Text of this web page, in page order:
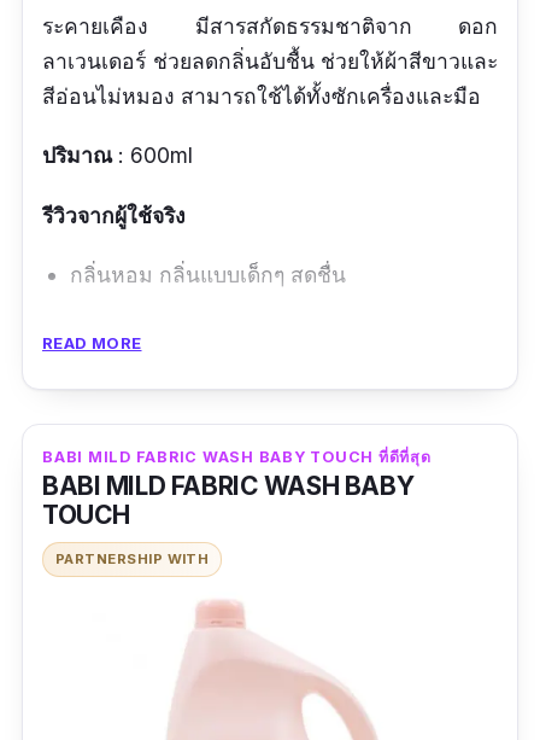
ระคายเคือง มีสารสกัดธรรมชาติจาก ดอก
ลาเวนเดอร์ ช่วยลดกลิ่นอับชื้น ช่วยให้ผ้าสีขาวและ
สีอ่อนไม่หมอง สามารถใช้ได้ทั้งซักเครื่องและมือ
ปริมาณ: 600ml
รีวิวจากผู้ใช้จริง
กลิ่นหอม กลิ่นแบบเด็กๆ สดชื่น
ข้อดี
ซักสะอาด
กลิ่นหอม
ข้อเสีย
READ MORE
BABI MILD FABRIC WASH BABY TOUCH ที่ดีที่สุด
BABI MILD FABRIC WASH BABY
TOUCH
PARTNERSHIP WITH